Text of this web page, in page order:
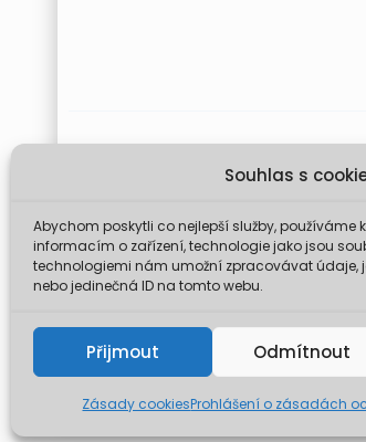
Souhlas s
Abychom poskytli co nejlepší služby,
informacím o zařízení, technologie jako jsou
technologiemi nám umožní zpracovávat údaje,
nebo jedinečná ID na tomto webu.
Přijmout Odmítnout
Zásady cookiesProhlášení o zásadách
Projekt
Údaje a informace